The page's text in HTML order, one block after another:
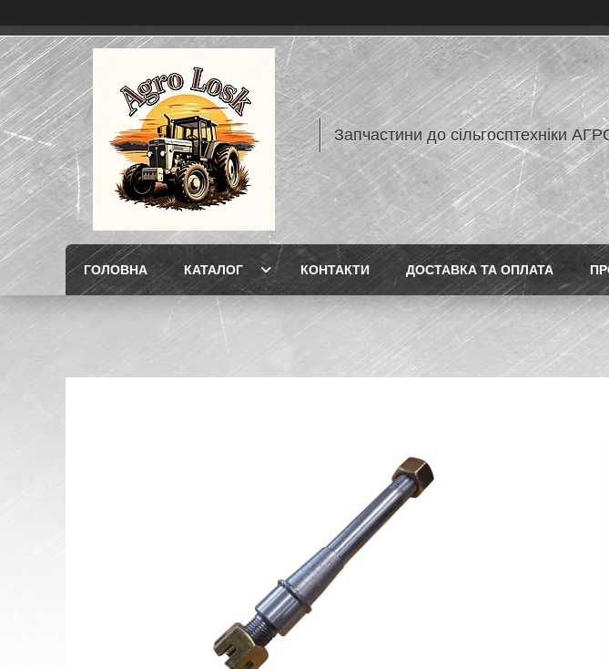
Запчастини до сільгосптехніки
ГОЛОВНА КАТАЛОГ КОНТАКТИ ДОСТАВКА ТА ОПЛАТА